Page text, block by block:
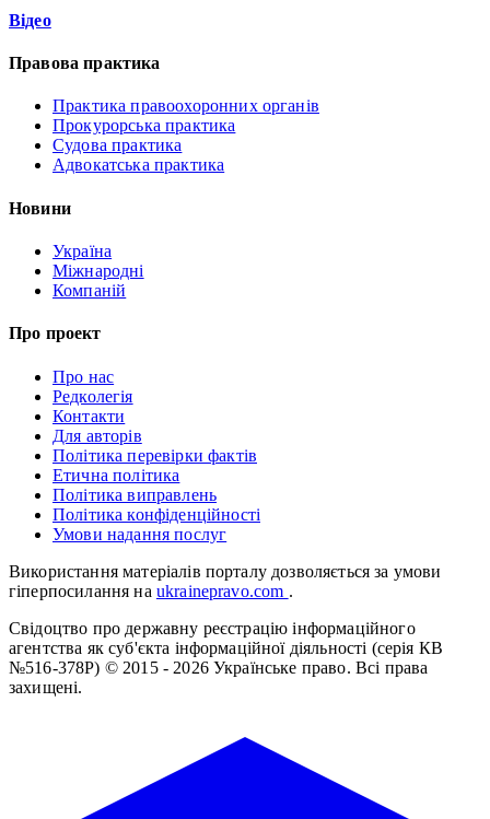
Відео
Правова практика
Практика правоохоронних органів
Прокурорська практика
Судова практика
Адвокатська практика
Новини
Україна
Міжнародні
Компаній
Про проект
Про нас
Редколегія
Контакти
Для авторів
Політика перевірки фактів
Етична політика
Політика виправлень
Політика конфіденційності
Умови надання послуг
Використання матеріалів порталу дозволяється за умови
гіперпосилання на ukrainepravo.com .
Свідоцтво про державну реєстрацію інформаційного
агентства як суб'єкта інформаційної діяльності (серія КВ
№516-378Р) © 2015 - 2026 Українське право. Всі права
захищені.